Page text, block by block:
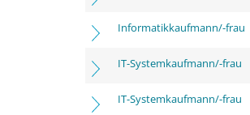
Informatikkaufmann/-frau
IT-Systemkaufmann/-frau
IT-Systemkaufmann/-frau